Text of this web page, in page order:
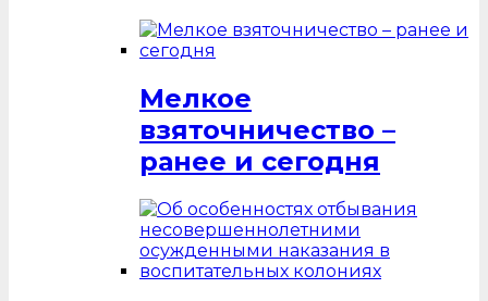
Мелкое
взяточничество –
ранее и сегодня